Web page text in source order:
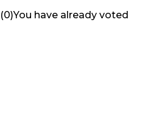
(0)You have already voted